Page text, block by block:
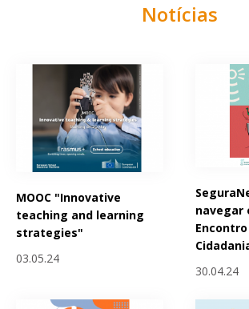
Notícias
MOOC "Innovative
teaching and learning
strategies"
03.05.24
navegar
30.04.24
Páginas